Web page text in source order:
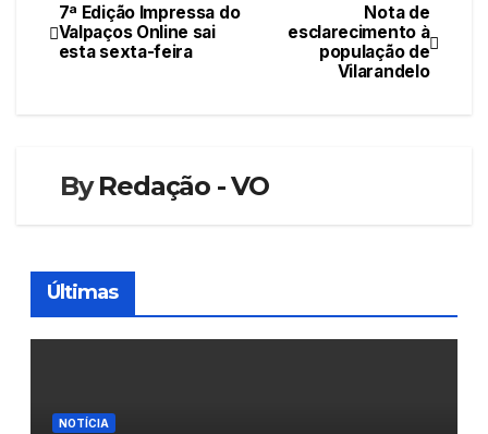
Navegação
de
Nota de
esclarecimento à
população de
Vilarandelo
7ª Edição Impressa do
Valpaços Online sai
esta sexta-feira
ByRedação - VO
Últimas
NOTÍCIA